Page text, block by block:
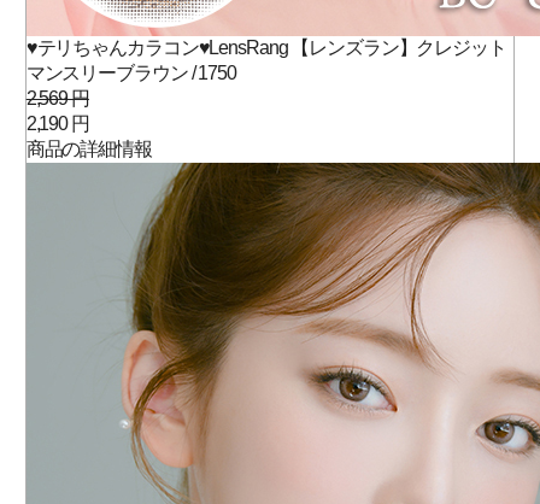
♥テリちゃんカラコン♥LensRang 【レンズラン】クレジット
マンスリーブラウン / 1750
2,569 円
2,190 円
商品の詳細情報